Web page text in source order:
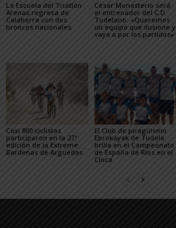
La Escuela del Triatlón
Arenas regresa de
Calahorra con dos
bronces nacionales
César Monasterio será
el entrenador del C.D.
Tudelano: «Queremos
un equipo que ilusione y
vaya a por los partidos»
Casi 800 ciclistas
participaron en la 27ª
edición de la Extreme
Bardenas de Arguedas
El Club de piragüismo
Ebrokayak de Tudela
brilla en el Campeonato
de España de Ríos en el
Cinca